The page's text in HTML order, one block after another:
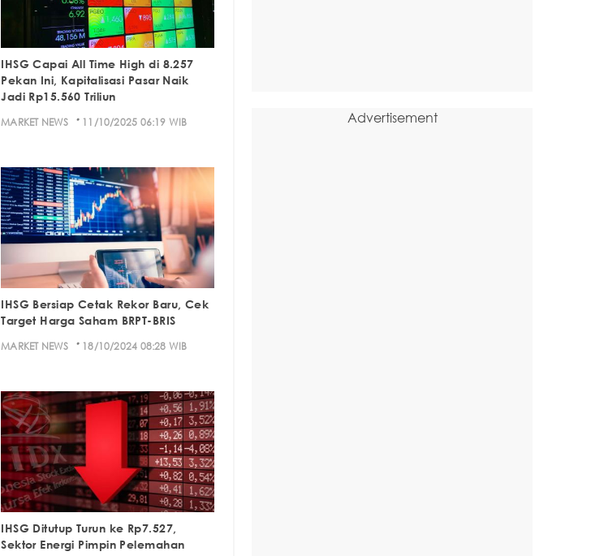
IHSG Capai All Time High di 8.257
Pekan Ini, Kapitalisasi Pasar Naik
Jadi Rp15.560 Triliun
MARKET NEWS · 11/10/2025 06:19 WIB
IHSG Bersiap Cetak Rekor Baru, Cek
Target Harga Saham BRPT-BRIS
MARKET NEWS · 18/10/2024 08:28 WIB
IHSG Ditutup Turun ke Rp7.527,
Sektor Energi Pimpin Pelemahan
Advertisement